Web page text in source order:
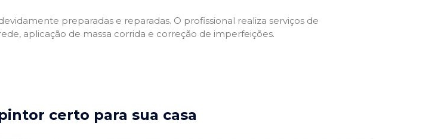
preparadas e reparadas. O profissional realiza serviços de
aplicação de massa corrida e correção de imperfeições.
certo para sua casa